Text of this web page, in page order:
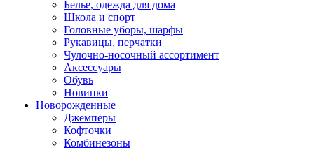
Белье, одежда для дома
Школа и спорт
Головные уборы, шарфы
Рукавицы, перчатки
Чулочно-носочный ассортимент
Аксессуары
Обувь
Новинки
Новорожденные
Джемперы
Кофточки
Комбинезоны